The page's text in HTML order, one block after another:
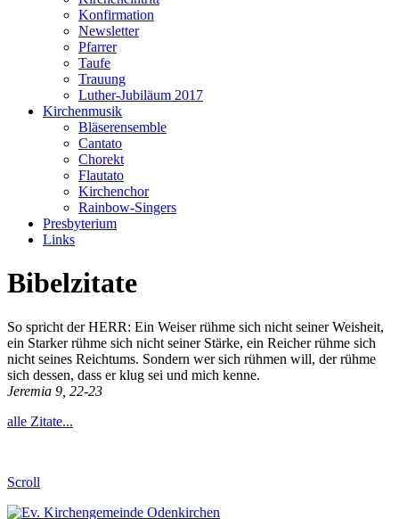
Konfirmation
Newsletter
Pfarrer
Taufe
Trauung
Luther-Jubiläum 2017
Kirchenmusik
Bläserensemble
Cantato
Chorekt
Flautato
Kirchenchor
Rainbow-Singers
Presbyterium
Links
Bibelzitate
So spricht der HERR: Ein Weiser rühme sich nicht seiner Weisheit,
ein Starker rühme sich nicht seiner Stärke, ein Reicher rühme sich
nicht seines Reichtums. Sondern wer sich rühmen will, der rühme
sich dessen, dass er klug sei und mich kenne.
Jeremia 9, 22-23
alle Zitate...
Scroll